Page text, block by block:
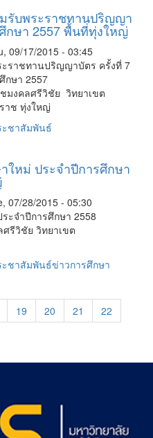
รับพระราชทานปริญญา
กษา 2557 พื้นที่ทุ่งใหญ่
09/17/2015 - 03:45
ราชทานปริญญาบัตร ครั้งที่ 7
กษา 2557
มงคลศรีวิชัย วิทยาเขต
าช ทุ่งใหญ่
ชาสัมพันธ์
ใหม่ ประจำปีการศึกษา
07/28/2015 - 05:30
ะจำปีการศึกษา 2558
รีวิชัย วิทยาเขต
ชาสัมพันธ์ข่าวการศึกษา
19 20 21
22